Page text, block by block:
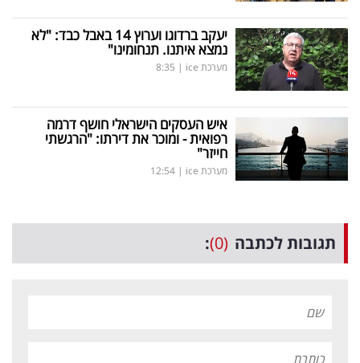
יעקב ברדוגו וערוץ 14 באבל כבד: "לא
נמצא איתנו. תנחומינו"
מערכת ice |
8:35
איש העסקים הישראלי חושף דרמה
רפואית - ומוכר את דירתו: "הרגשתי
חייזר"
מערכת ice |
12:54
תגובות לכתבה (0)
: